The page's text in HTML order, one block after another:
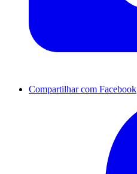
Compartilhar com Facebook